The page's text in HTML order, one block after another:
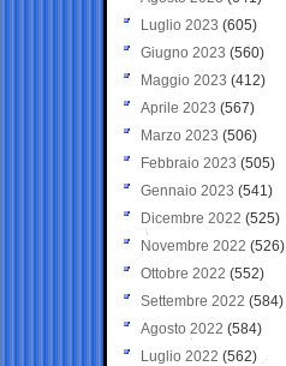
Luglio 2023 (605)
Giugno 2023 (560)
Maggio 2023 (412)
Aprile 2023 (567)
Marzo 2023 (506)
Febbraio 2023 (505)
Gennaio 2023 (541)
Dicembre 2022 (525)
Novembre 2022 (526)
Ottobre 2022 (552)
Settembre 2022 (584)
Agosto 2022 (584)
Luglio 2022 (562)